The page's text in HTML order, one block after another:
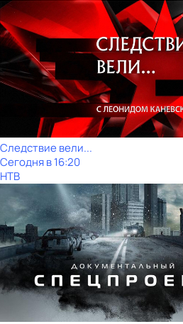
Следствие вели...
Сегодня в 16:20
НТВ